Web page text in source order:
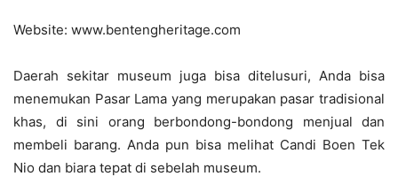
Website: www.bentengheritage.com
Daerah sekitar museum juga bisa ditelusuri, Anda bisa
menemukan Pasar Lama yang merupakan pasar tradisional
khas, di sini orang berbondong-bondong menjual dan
membeli barang. Anda pun bisa melihat Candi Boen Tek
Nio dan biara tepat di sebelah museum.